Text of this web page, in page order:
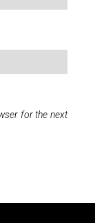
for the next